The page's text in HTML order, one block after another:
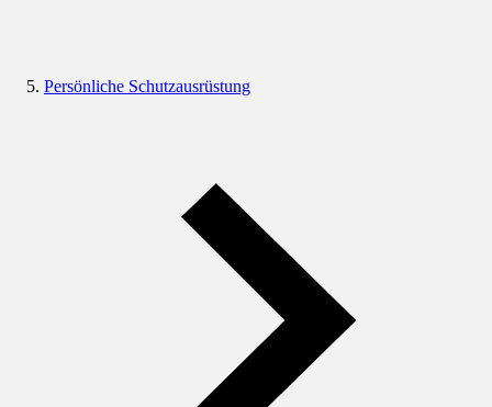
Persönliche Schutzausrüstung